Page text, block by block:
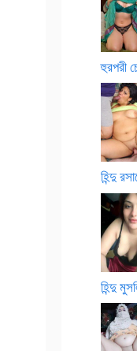
হুরপরী
হিন্দু
হিন্দু